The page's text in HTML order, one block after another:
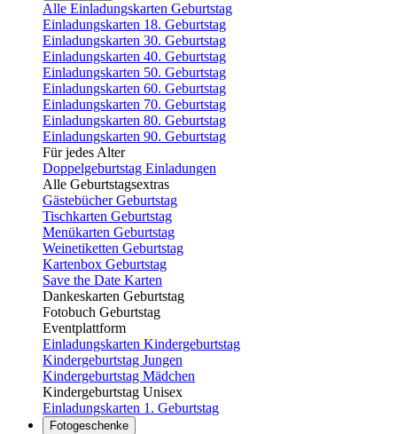
Alle Einladungskarten Geburtstag
Einladungskarten 18. Geburtstag
Einladungskarten 30. Geburtstag
Einladungskarten 40. Geburtstag
Einladungskarten 50. Geburtstag
Einladungskarten 60. Geburtstag
Einladungskarten 70. Geburtstag
Einladungskarten 80. Geburtstag
Einladungskarten 90. Geburtstag
Für jedes Alter
Doppelgeburtstag Einladungen
Alle Geburtstagsextras
Gästebücher Geburtstag
Tischkarten Geburtstag
Menükarten Geburtstag
Weinetiketten Geburtstag
Kartenbox Geburtstag
Save the Date Karten
Dankeskarten Geburtstag
Fotobuch Geburtstag
Eventplattform
Einladungskarten Kindergeburtstag
Kindergeburtstag Jungen
Kindergeburtstag Mädchen
Kindergeburtstag Unisex
Einladungskarten 1. Geburtstag
Fotogeschenke